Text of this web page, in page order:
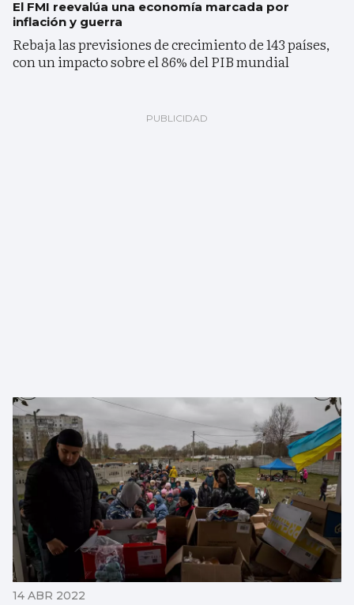
El FMI reevalúa una economía marcada por
inflación y guerra
Rebaja las previsiones de crecimiento de 143 países,
con un impacto sobre el 86% del PIB mundial
14 ABR 2022